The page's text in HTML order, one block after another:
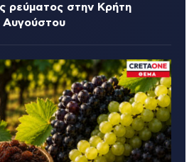
ρεύματος στην Κρήτη
Αυγούστου